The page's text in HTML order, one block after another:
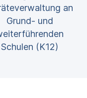
an
Grund- und
Schulen (K12)